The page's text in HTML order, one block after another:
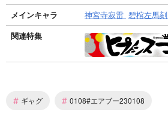
メインキャラ 神宮寺寂雷 碧棺左馬刻
関連特集
# ギャグ # 0108#エアブー230108